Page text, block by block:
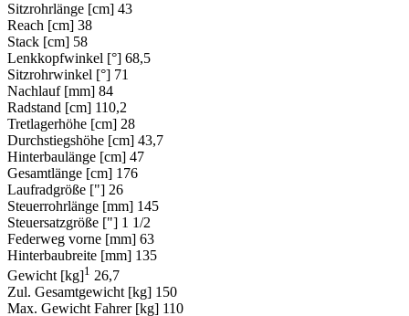
Sitzrohrlänge [cm] 43
Reach [cm] 38
Stack [cm] 58
Lenkkopfwinkel [°] 68,5
Sitzrohrwinkel [°] 71
Nachlauf [mm] 84
Radstand [cm] 110,2
Tretlagerhöhe [cm] 28
Durchstiegshöhe [cm] 43,7
Hinterbaulänge [cm] 47
Gesamtlänge [cm] 176
Laufradgröße ["] 26
Steuerrohrlänge [mm] 145
Steuersatzgröße ["] 1 1/2
Federweg vorne [mm] 63
Hinterbaubreite [mm] 135
Gewicht [kg]1 26,7
Zul. Gesamtgewicht [kg] 150
Max. Gewicht Fahrer [kg] 110